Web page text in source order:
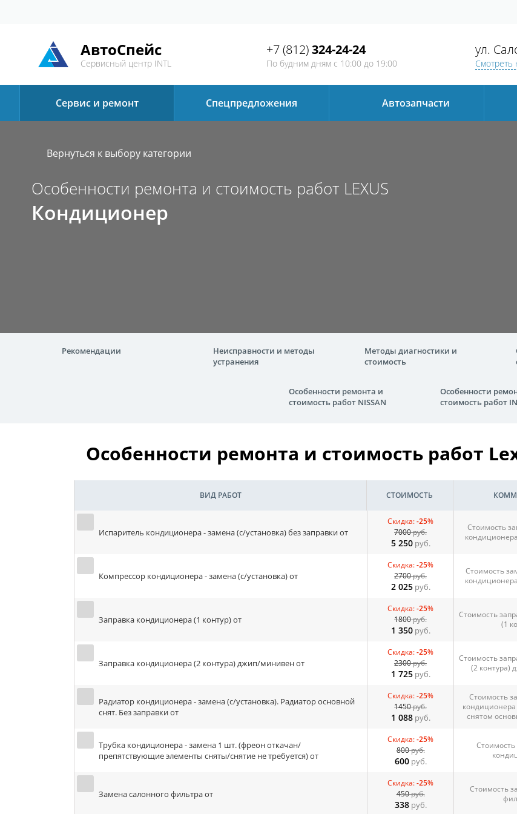
АвтоСпейс
Сервисный центр INTL
+7 (812)324-24-24
По будним днямс 10:00 до 19:00
ул.
Смотреть
Сервис и ремонт Спецпредложения Автозапчаcти
Вернуться к выбору категории
Особенности ремонта и стоимость работ LEXUS
Кондиционер
Рекомендации
Неисправности и методы
устранения
Методы диагностики и
стоимость
Особенности ремонта и
стоимость работ NISSAN
Особенности
стоимость работ
Особенности ремонта и стоимость работ
ВИД РАБОТ СТОИМОСТЬ
Испаритель кондиционера - замена (с/установка) без заправки от
Скидка:-25%
7000руб.
5 250руб.
Стоимость
Компрессор кондиционера - замена (с/установка) от
Скидка:-25%
2700руб.
2 025руб.
Стоимость
Заправка кондиционера (1 контур) от
Скидка:-25%
1800руб.
1 350руб.
Стоимость
(1
Заправка кондиционера (2 контура) джип/минивен от
Скидка:-25%
2300руб.
1 725руб.
Стоимость
(2 контура)
Радиатор кондиционера - замена (с/установка). Радиатор основной
снят. Без заправки от
Скидка:-25%
1450руб.
1 088руб.
Стоимость
кондиционера
снятом
Трубка кондиционера - замена 1 шт. (фреон откачан/
препятствующие элементы сняты/снятие не требуется) от
Скидка:-25%
800руб.
600руб.
Замена салонного фильтра от
Скидка:-25%
450руб.
338руб.
Стоимость